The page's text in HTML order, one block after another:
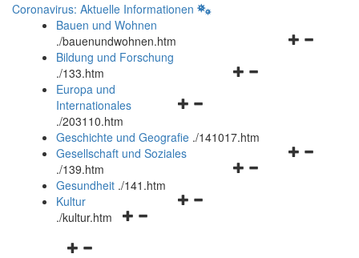
Coronavirus: Aktuelle Informationen
Bauen und Wohnen
./bauenundwohnen.htm
Navigationsmenü
Bildung und Forschung
./133.htm
Navigationsmenü
und
schließen
Europa und
Internationales
./203110.htm
Geschichte und Geografie ./141017.htm
Navigationsmenü
Gesellschaft und Soziales
./139.htm
Navigationsmenü
Gesundheit ./141.htm
Navigationsmenü
Kultur
./kultur.htm
Navigationsmenü